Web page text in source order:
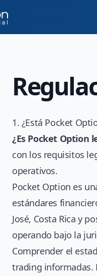
1. ¿Está Pocket
¿Es Pocket Option
con los requisitos
operativos.
Pocket Option es
estándares
José, Costa Rica y
operando bajo la
Comprender el
trading informadas.